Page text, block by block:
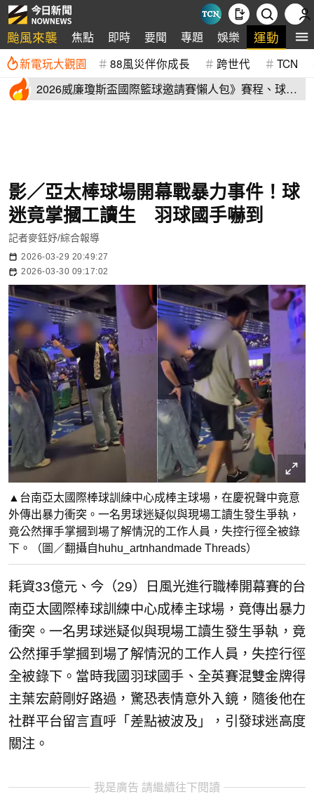
颱風來襲 焦點 即時 要聞 專題 娛樂 運動 全
新電玩大觀園 88風災伴你成長 跨世代 TCN
2026威廉瓊斯盃國際籃球邀請賽懶人包》賽程、球員
影／亞太棒球場開幕戰暴力事件！球
迷竟掌摑工讀生 羽球國手嚇到
記者麥鈺妤/綜合報導
2026-03-29 20:49:27
2026-03-30 09:17:02
▲台南亞太國際棒球訓練中心成棒主球場，在慶祝聲中竟意
外傳出暴力衝突。一名男球迷疑似與現場工讀生發生爭執，
竟公然揮手掌摑到場了解情況的工作人員，失控行徑全被錄
下。（圖／翻攝自huhu_artnhandmade Threads）
耗資33億元、今（29）日風光進行職棒開幕賽的台
南亞太國際棒球訓練中心成棒主球場，竟傳出暴力
衝突。一名男球迷疑似與現場工讀生發生爭執，竟
公然揮手掌摑到場了解情況的工作人員，失控行徑
全被錄下。當時我國羽球國手、全英賽混雙金牌得
主葉宏蔚剛好路過，驚恐表情意外入鏡，隨後他在
社群平台留言直呼「差點被波及」，引發球迷高度
關注。
我是廣告 請繼續往下閱讀